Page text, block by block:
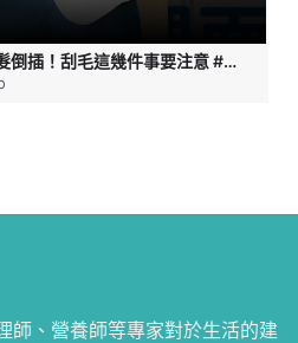
刮毛這幾件事要注意 #藥師HOW棒
師、營養師等專家對於生活的建